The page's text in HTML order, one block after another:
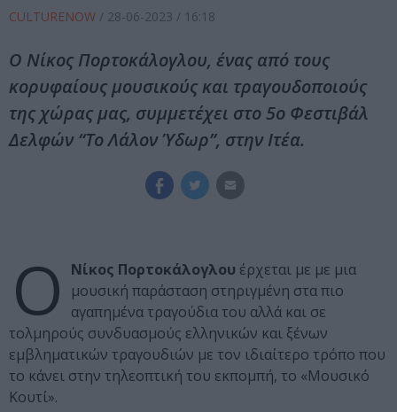
CULTURENOW / 28-06-2023 / 16:18
Ο Νίκος Πορτοκάλογλου, ένας από τους
κορυφαίους μουσικούς και τραγουδοποιούς
της χώρας μας, συμμετέχει στο 5ο Φεστιβάλ
Δελφών “Το Λάλον Ύδωρ”, στην Ιτέα.
Ο Νίκος Πορτοκάλογλου έρχεται με με μια
μουσική παράσταση στηριγμένη στα πιο
αγαπημένα τραγούδια του αλλά και σε
τολμηρούς συνδυασμούς ελληνικών και ξένων
εμβληματικών τραγουδιών με τον ιδιαίτερο τρόπο που
το κάνει στην τηλεοπτική του εκπομπή, το «Μουσικό
Κουτί».